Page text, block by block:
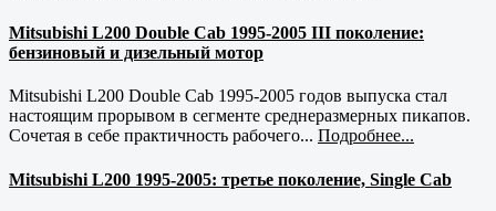
Mitsubishi L200 Double Cab 1995-2005 III поколение:
бензиновый и дизельный мотор
Mitsubishi L200 Double Cab 1995-2005 годов выпуска стал
настоящим прорывом в сегменте среднеразмерных пикапов.
Сочетая в себе практичность рабочего... Подробнее...
Mitsubishi L200 1995-2005: третье поколение, Single Cab